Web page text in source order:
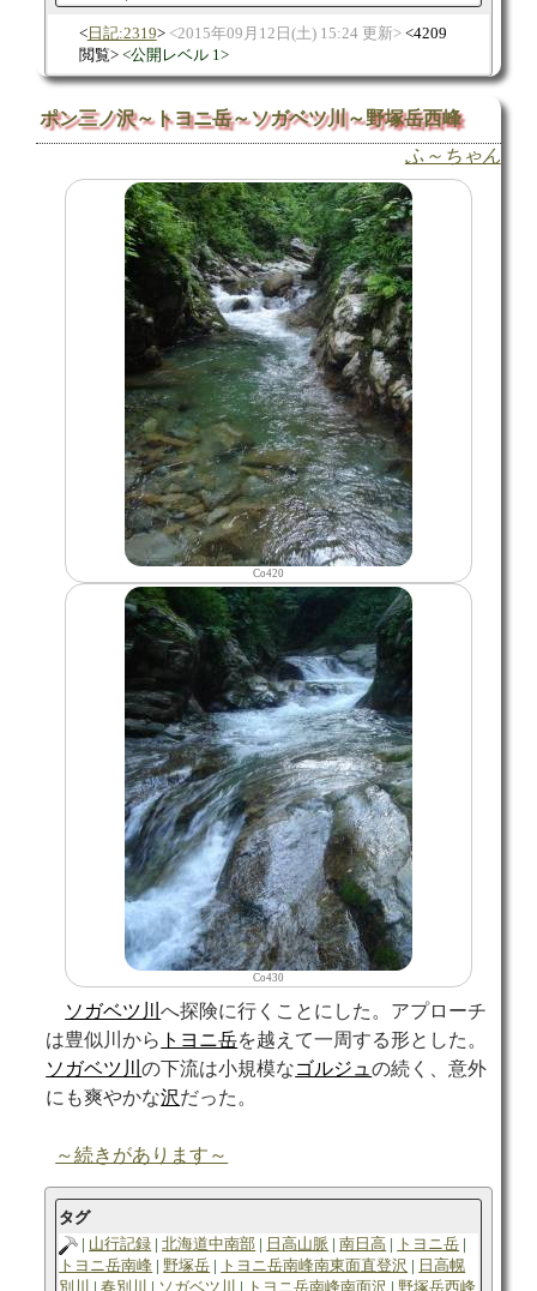
日記:2319 2015年09月12日(土) 15:24 更新
4209
閲覧
公開レベル 1
ポン三ノ沢～トヨニ岳～ソガベツ川～野塚岳西峰
ふ～ちゃん
Co420
Co430
ソガベツ川へ探険に行くことにした。アプローチ
は豊似川から トヨニ岳を越えて一周する形とした。
ソガベツ川の下流は小規模なゴルジュの続く、意外
にも爽やかな沢だった。
～続きがあります～
タグ
山行記録
北海道中南部 日高山脈 南日高
トヨニ岳
トヨニ岳南峰
野塚岳 トヨニ岳南峰南東面直登沢
日高幌
別川
春別川 ソガベツ川 トヨニ岳南峰南面沢 野塚岳西峰